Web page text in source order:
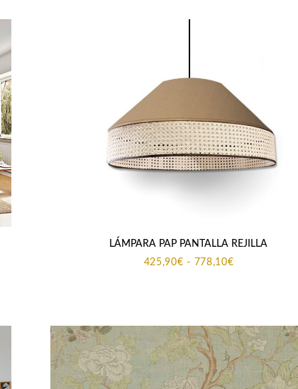
LÁMPARA PAP PANTALLA REJILLA
425,90€ - 778,10€Rango
hasta
778,10€